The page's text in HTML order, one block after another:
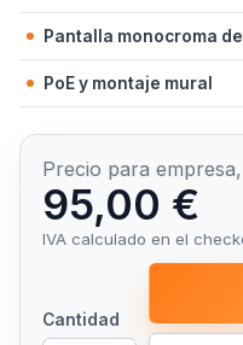
Pantalla monocroma
PoE y montaje mural
Precio para
95,00 €
IVA calculado en el
Cantidad